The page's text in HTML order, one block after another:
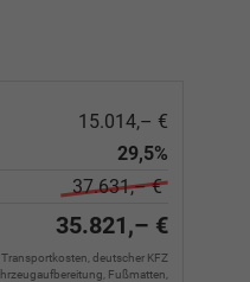
15.014,– €
29,5%
37.631,– €
35.821,– €
deutscher KFZ
Fußmatten,